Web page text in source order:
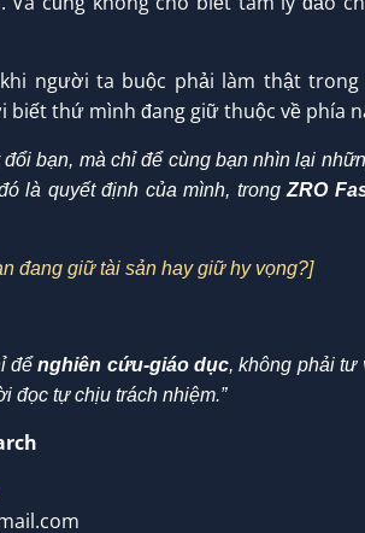
người ta buộc phải làm thật
biết thứ mình đang giữ thuộc về phía
bạn, mà chỉ để cùng bạn nhìn lại
là quyết định của mình, trongZRO
đang giữ tài sản hay giữ hy vọng?]
đểnghiên cứu-giáo dục, không phải tư
đọc tự chịu trách nhiệm.”